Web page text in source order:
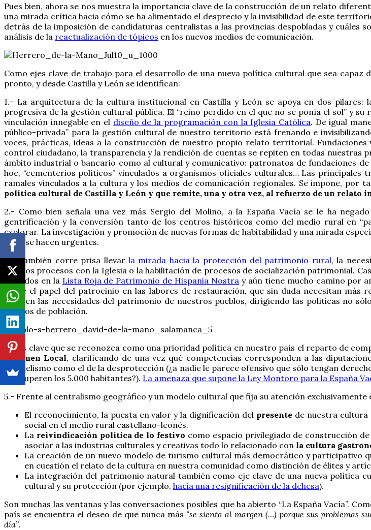
Pues bien, ahora se nos muestra la importancia clave de la construcción de un relato
una mirada crítica hacia cómo se ha alimentado el desprecio y la invisibilidad de este
detrás de la imposición de candidaturas centralistas a las provincias despobladas y cuáles
análisis de la reactualización de tópicos en los nuevos medios de comunicación.
Como ejes clave de trabajo para el desarrollo de una nueva política cultural que sea
pronto, y desde Castilla y León se identifican:
1.- La arquitectura de la cultura institucional en Castilla y León se apoya en dos
progresiva de la gestión cultural pública. El “reino perdido en el que no se ponía el sol” y
vinculación innegable en el diseño de la programación con la Iglesia Católica. De igual
público-privada” para la gestión cultural de nuestro territorio está frenando e
voces, prácticas, ideas a la construcción de nuestro propio relato territorial.
control ciudadano, la transparencia y la rendición de cuentas se repiten en todas nuestras
ámbito industrial o bancario como al cultural y comunicativo: patronatos de fundaciones
hoc, “cementerios políticos” vinculados a organismos oficiales culturales… Las
ramales vinculados a la cultura y los medios de comunicación regionales. Se impone, por
política cultural de Castilla y León y que remite, una y otra vez, al refuerzo de un relato
2.- Como bien señala una vez más Sergio del Molino, a la España Vacía se le ha negado
gentrificación y la conversión tanto de los centros históricos como del medio rural en
explorar. La investigación y promoción de nuevas formas de habitabilidad y una mirada
rural se hacen urgentes.
3.- También corre prisa llevar la mirada hacia la protección del patrimonio rural, la
algunos procesos con la Iglesia o la habilitación de procesos de socialización patrimonial.
incluidos en la Lista Roja de Patrimonio de Hispania Nostra y aún tiene mucho camino por
sobre el papel del patrocinio en las labores de restauración, que sin duda necesitan
margen las necesidades del patrimonio de nuestros pueblos, dirigiendo las políticas no
núcleos de población.
4.- Es clave que se reconozca como una prioridad política en nuestro país el reparto de
Régimen Local, clarificando de una vez qué competencias corresponden a las
clientelismo como el de la desprotección (¿a nadie le parece ofensivo que sólo tengan
que superen los 5.000 habitantes?). La amenaza que supone la Ley Montoro para la España
5.- Frente al centralismo geográfico y un modelo cultural que fija su atención
El reconocimiento, la puesta en valor y la dignificación del presentede nuestra cultura
social en el medio rural castellano-leonés.
La reivindicación política de lo festivo como espacio privilegiado de construcción
asociar a las industrias culturales y creativas todo lo relacionado con la cultura
La creación de un nuevo modelo de turismo cultural más democrático y participativo
en cuestión el relato de la cultura en nuestra comunidad como distinción de élites y
La integración del patrimonio natural también como eje clave de una nueva política
cultural y su protección (por ejemplo, hacia una resignificación de la dehesa).
Son muchas las ventanas y las conversaciones posibles que ha abierto “La España Vacía”.
país se encuentra el deseo de que nunca más “se sienta al margen (…) porque sus problemas
día”.